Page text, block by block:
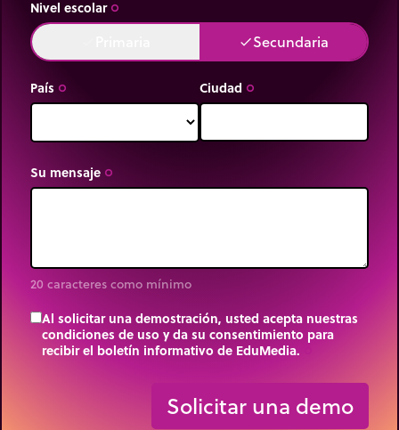
Nivel escolar trip_origin
doneSecundaria
País trip_origin Ciudad trip_origin
Su mensaje trip_origin
20 caracteres como mínimo
Al solicitar una demostración, usted acepta nuestras
condiciones de uso y da su consentimiento para
recibir el boletín informativo de EduMedia.
Solicitar una demo